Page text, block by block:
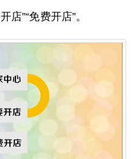
店”“免费开店”。